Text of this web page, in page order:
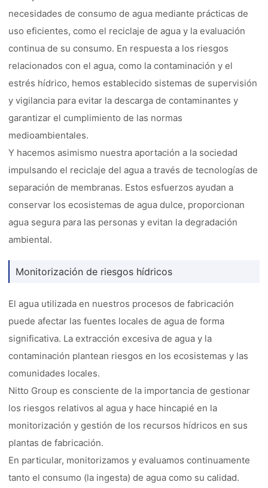
necesidades de consumo de agua mediante prácticas de
uso eficientes, como el reciclaje de agua y la evaluación
continua de su consumo. En respuesta a los riesgos
relacionados con el agua, como la contaminación y el
estrés hídrico, hemos establecido sistemas de supervisión
y vigilancia para evitar la descarga de contaminantes y
garantizar el cumplimiento de las normas
medioambientales.
Y hacemos asimismo nuestra aportación a la sociedad
impulsando el reciclaje del agua a través de tecnologías de
separación de membranas. Estos esfuerzos ayudan a
conservar los ecosistemas de agua dulce, proporcionan
agua segura para las personas y evitan la degradación
ambiental.
Monitorización de riesgos hídricos
El agua utilizada en nuestros procesos de fabricación
puede afectar las fuentes locales de agua de forma
significativa. La extracción excesiva de agua y la
contaminación plantean riesgos en los ecosistemas y las
comunidades locales.
Nitto Group es consciente de la importancia de gestionar
los riesgos relativos al agua y hace hincapié en la
monitorización y gestión de los recursos hídricos en sus
plantas de fabricación.
En particular, monitorizamos y evaluamos continuamente
tanto el consumo (la ingesta) de agua como su calidad.